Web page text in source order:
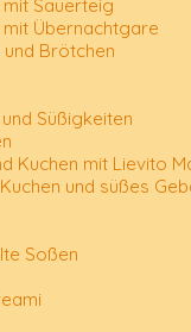
Sauerteig
Übernachtgare
Brötchen
Süßigkeiten
Kuchen mit Lievito
und süßes
Soßen